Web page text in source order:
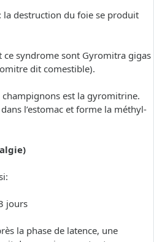
la destruction du foie se produit
ce syndrome sont Gyromitra gigas
dit comestible).
champignons est la gyromitrine.
l’estomac et forme la méthyl-
jours
la phase de latence, une